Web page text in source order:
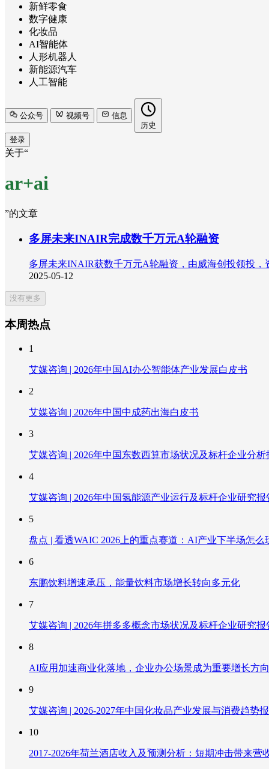
新鲜零食
数字健康
化妆品
AI智能体
人形机器人
新能源汽车
人工智能
公众号 视频号
信息
历史
登录
关于“
ar+ai
”的文章
多屏未来INAIR完成数千万元A轮融资
多屏未来INAIR获数千万元A轮融资，由威海创投领投，
2025-05-12
没有更多
本周热点
1
艾媒咨询 | 2026年中国AI办公智能体产业发展白皮书
2
艾媒咨询 | 2026年中国中成药出海白皮书
3
艾媒咨询 | 2026年中国东数西算市场状况及标杆企业分析
4
艾媒咨询 | 2026年中国氢能源产业运行及标杆企业研究报
5
盘点 | 看透WAIC 2026上的重点赛道：AI产业下半场怎么
6
东鹏饮料增速承压，能量饮料市场增长转向多元化
7
艾媒咨询 | 2026年拼多多概念市场状况及标杆企业研究报
8
AI应用加速商业化落地，企业办公场景成为重要增长方向
9
艾媒咨询 | 2026-2027年中国化妆品产业发展与消费趋势
10
2017-2026年荷兰酒店收入及预测分析：短期冲击带来